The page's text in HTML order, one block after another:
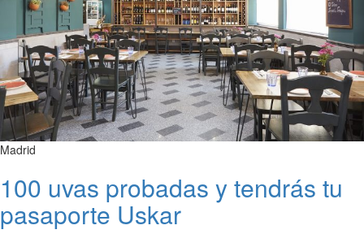
Madrid
100 uvas probadas y tendrás tu
pasaporte Uskar